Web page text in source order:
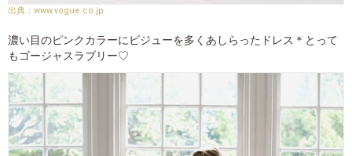
www.vogue.co.jp
濃い目のピンクカラーにビジューを多くあしらったドレス＊とって
もゴージャスラブリー♡